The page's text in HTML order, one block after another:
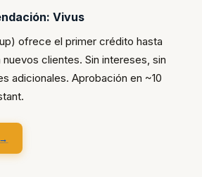
Vivus
ofrece el primer crédito hasta
clientes. Sin intereses, sin
adicionales. Aprobación en ~10